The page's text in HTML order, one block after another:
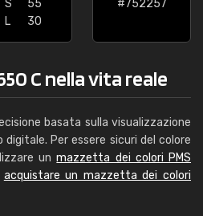
S
55
L
30
#752257
C nella vita reale
basata sulla visualizzazione
Per essere sicuri del colore
unmazzetta dei colori PMS
acquistare un mazzetta dei colori